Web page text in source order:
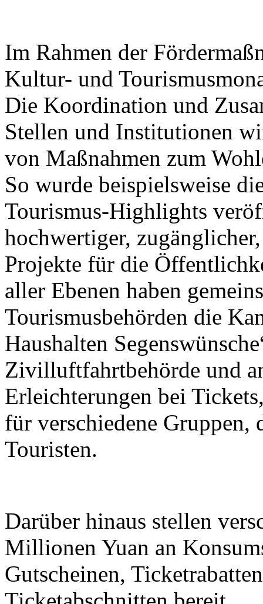
Im Rahmen der
Kultur- und
Die Koordination und
Stellen und Institutionen
von Maßnahmen zum
So wurde beispielsweise
Tourismus-Highlights
hochwertiger,
Projekte für die
aller Ebenen haben
Tourismusbehörden die
Haushalten
Zivilluftfahrtbehörde und
Erleichterungen bei
für verschiedene Gruppen,
Touristen.
Darüber hinaus stellen
Millionen Yuan an
Gutscheinen,